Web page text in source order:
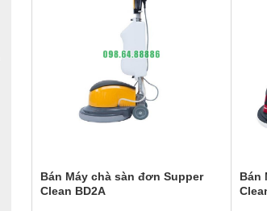
Bán Máy chà sàn đơn Supper
Clean BD2A
Bán